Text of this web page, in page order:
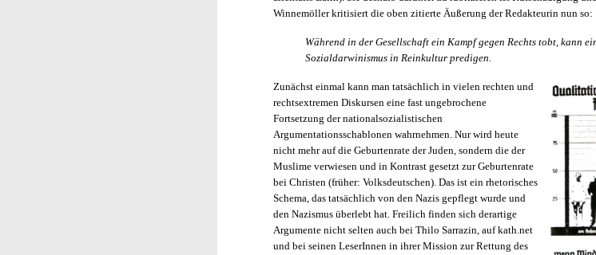
Winnemöller kritisiert die oben zitierte Äußerung der Redakteurin nun so:
Während in der Gesellschaft ein Kampf gegen Rechts tobt, kann
Sozialdarwinismus in Reinkultur predigen.
Zunächst einmal kann man tatsächlich in vielen rechten und
rechtsextremen Diskursen eine fast ungebrochene
Fortsetzung der nationalsozialistischen
Argumentationsschablonen wahrnehmen. Nur wird heute
nicht mehr auf die Geburtenrate der Juden, sondern die der
Muslime verwiesen und in Kontrast gesetzt zur Geburtenrate
bei Christen (früher: Volksdeutschen). Das ist ein rhetorisches
Schema, das tatsächlich von den Nazis gepflegt wurde und
den Nazismus überlebt hat. Freilich finden sich derartige
Argumente nicht selten auch bei Thilo Sarrazin, auf kath.net
und bei seinen LeserInnen in ihrer Mission zur Rettung des